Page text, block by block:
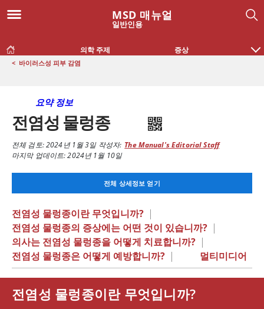
MSD 매뉴얼
일반인용
의학 주제 증상
< 바이러스성 피부 감염
요약 정보
전염성 물렁종
전체 검토:2024년 1월 3일작성자: The Manual's Editorial Staff
마지막 업데이트: 2024년 1월 10일
전체 상세정보 얻기
전염성 물렁종이란 무엇입니까? |
전염성 물렁종의 증상에는 어떤 것이 있습니까? |
의사는 전염성 물렁종을 어떻게 치료합니까? |
전염성 물렁종은 어떻게 예방합니까? | 멀티미디어
전염성 물렁종이란 무엇입니까?